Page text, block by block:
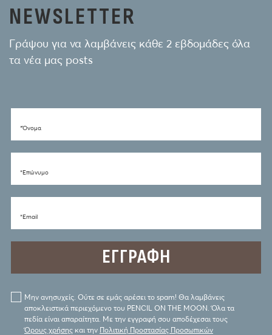
NEWSLETTER
Γράψου για να λαμβάνεις κάθε 2 εβδομάδες όλα
τα νέα μας posts
*Όνομα
*Eπώνυμο
*Email
Μην ανησυχείς. Ούτε σε εμάς αρέσει το spam! Θα λαμβάνεις
αποκλειστικά περιεχόμενο του PENCIL ON THE MOON. Όλα τα
πεδία είναι απαραίτητα. Με την εγγραφή σου αποδέχεσαι τους
Όρους χρήσης και την Πολιτική Προστασίας Προσωπικών